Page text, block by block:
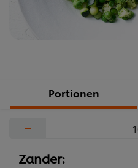
Portionen
−
Zander: